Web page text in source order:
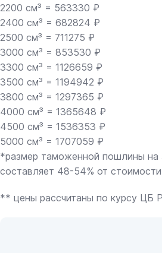
2200 см³ = 563330 ₽
2400 см³ = 682824 ₽
2500 см³ = 711275 ₽
3000 см³ = 853530 ₽
3300 см³ = 1126659 ₽
3500 см³ = 1194942 ₽
3800 см³ = 1297365 ₽
4000 см³ = 1365648 ₽
4500 см³ = 1536353 ₽
5000 см³ = 1707059 ₽
*размер таможенной пошлины на
составляет 48-54% от
** цены рассчитаны по курсу ЦБ